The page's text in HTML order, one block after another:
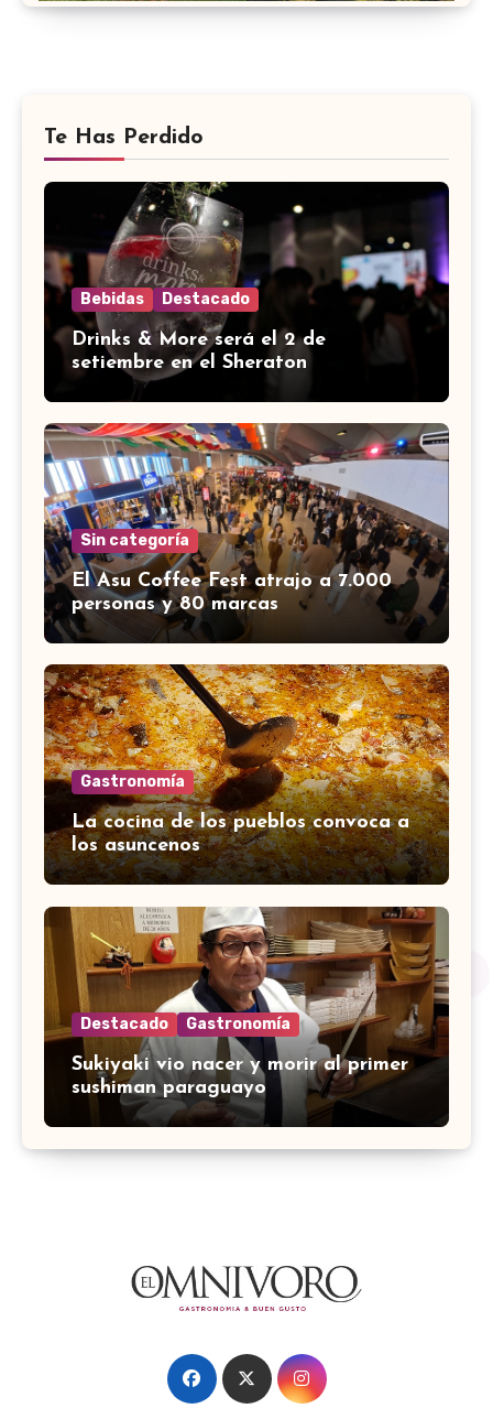
Te Has Perdido
Bebidas Destacado
Drinks & More será el 2 de
setiembre en el Sheraton
Sin categoría
El Asu Coffee Fest atrajo a 7.000
personas y 80 marcas
Gastronomía
La cocina de los pueblos convoca a
los asuncenos
Destacado Gastronomía
Sukiyaki vio nacer y morir al primer
sushiman paraguayo